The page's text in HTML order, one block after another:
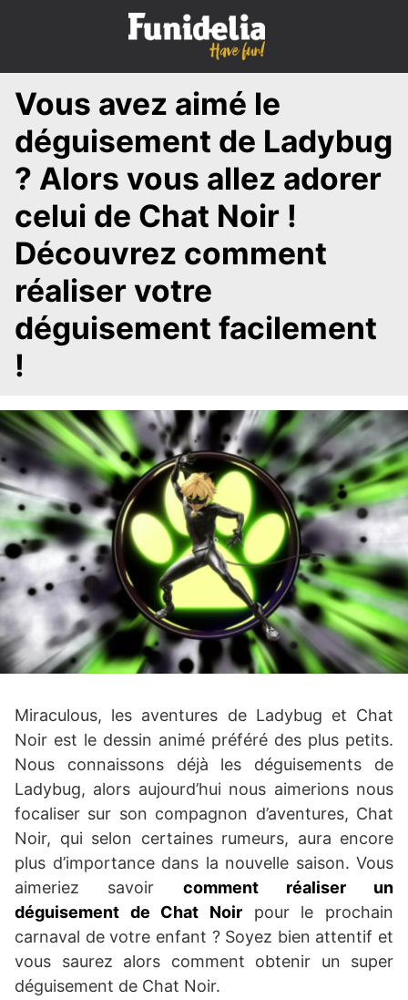
p
Vous avez aimé le
déguisement de Ladybug
? Alors vous allez adorer
celui de Chat Noir !
Découvrez comment
réaliser votre
déguisement facilement
!
Miraculous, les aventures de Ladybug et Chat
Noir est le dessin animé préféré des plus petits.
Nous connaissons déjà les déguisements de
Ladybug, alors aujourd’hui nous aimerions nous
focaliser sur son compagnon d’aventures, Chat
Noir, qui selon certaines rumeurs, aura encore
plus d’importance dans la nouvelle saison. Vous
aimeriez savoir comment réaliser un
déguisement de Chat Noir pour le prochain
carnaval de votre enfant ? Soyez bien attentif et
vous saurez alors comment obtenir un super
déguisement de Chat Noir.